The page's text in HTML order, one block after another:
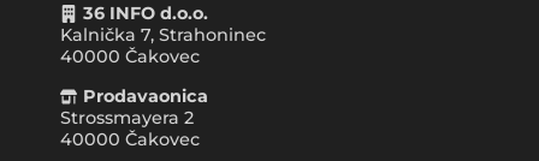
36 INFO d.o.o.
Kalnička 7, Strahoninec
40000 Čakovec
Prodavaonica
Strossmayera 2
40000 Čakovec